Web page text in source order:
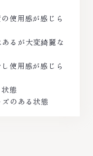
使用感が感じら
るが大変綺麗な
使用感が感じら
態
のある状態